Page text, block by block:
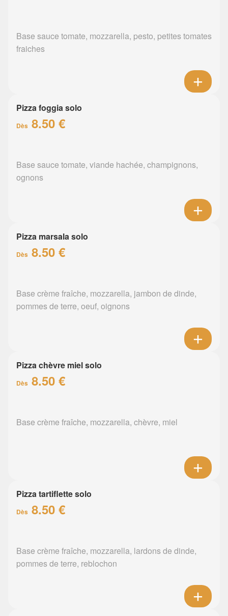
Base sauce tomate, mozzarella, pesto, petites tomates
fraiches
Pizza foggia solo
Dès 8.50 €
Base sauce tomate, viande hachée, champignons,
ognons
Pizza marsala solo
Dès 8.50 €
Base crème fraîche, mozzarella, jambon de dinde,
pommes de terre, oeuf, oignons
Pizza chèvre miel solo
Dès 8.50 €
Base crème fraîche, mozzarella, chèvre, miel
Pizza tartiflette solo
Dès 8.50 €
Base crème fraîche, mozzarella, lardons de dinde,
pommes de terre, reblochon